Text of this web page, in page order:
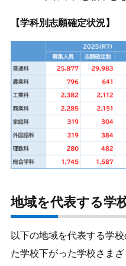
【学科別志願確定状況】
地域を代表する学
以下の地域を代表する学
た学校下がった学校さま